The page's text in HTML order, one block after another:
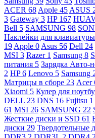
ACER 68 Apple 45 ASUS
3 Gateway 3 HP 167
Bell 5 SAMSUNG 98
Наклейки для клавиатуры
19 Apple 0 Asus 56 Dell 24
MSI 3 Razer 1 Samsung 8
питания 5 Зарядка Авто-
2 HP6 Lenovo 5 Samsung
Матрицы в сборе 23 Acer
Xiaomi 5 Кулер для
DELL 23 DNS 16 Fujitsu 1
61 MSI 26 SAMSUNG 22
Жесткие диски и SSD 61
диски 29 Твердотельные